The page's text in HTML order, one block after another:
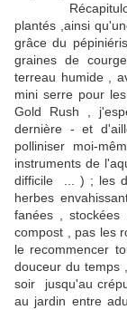
Récapitulons :
plantés ,ainsi
grâce du
graines de
terreau humide ,
mini serre pour
Gold Rush ,
dernière - et
polliniser moi-
instruments de
difficile ... ) ; les
herbes
fanées ,
compost , pas les
le recommencer
douceur du temps
soir jusqu'au
au jardin entre